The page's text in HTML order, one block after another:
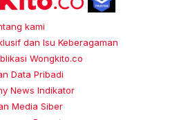
kami
dan Isu Keberagaman
Wongkito.co
Data Pribadi
News Indikator
Media Siber